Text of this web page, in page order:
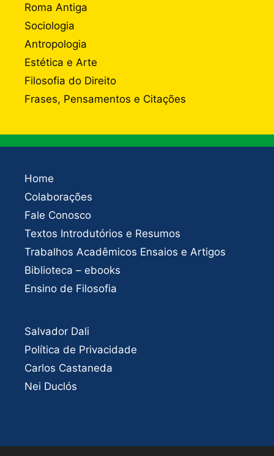
Roma Antiga
Sociologia
Antropologia
Estética e Arte
Filosofia do Direito
Frases, Pensamentos e Citações
Home
Colaborações
Fale Conosco
Textos Introdutórios e Resumos
Trabalhos Acadêmicos Ensaios e Artigos
Biblioteca – ebooks
Ensino de Filosofia
Salvador Dali
Política de Privacidade
Carlos Castaneda
Nei Duclós